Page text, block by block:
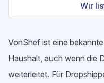
Wir
VonShef ist eine
Haushalt, auch wenn die
weiterleitet. Für